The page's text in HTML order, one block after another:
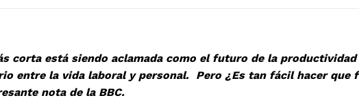
corta está siendo aclamada como el futuro de la
entre la vida laboral y personal. Pero ¿Es tan fácil hacer que
nota de la BBC.